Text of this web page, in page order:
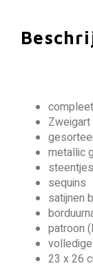
metallic
steentjes
sequins
satijnen
patroon
23 x 26